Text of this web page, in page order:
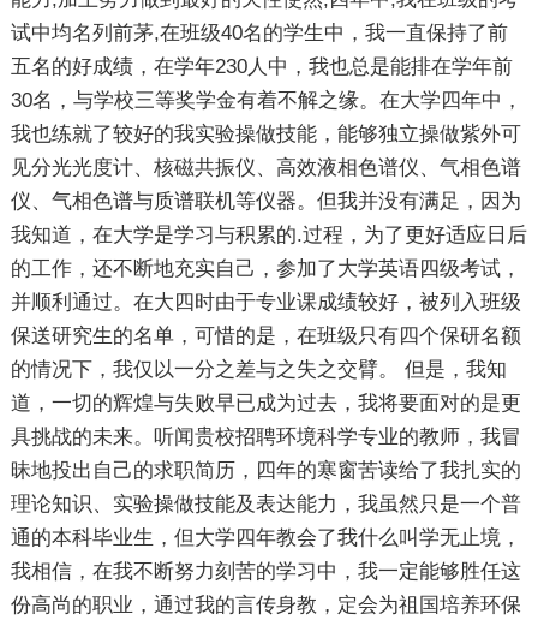
试中均名列前茅,在班级40名的学生中，我一直保持了前
五名的好成绩，在学年230人中，我也总是能排在学年前
30名，与学校三等奖学金有着不解之缘。在大学四年中，
我也练就了较好的我实验操做技能，能够独立操做紫外可
见分光光度计、核磁共振仪、高效液相色谱仪、气相色谱
仪、气相色谱与质谱联机等仪器。但我并没有满足，因为
我知道，在大学是学习与积累的.过程，为了更好适应日后
的工作，还不断地充实自己，参加了大学英语四级考试，
并顺利通过。在大四时由于专业课成绩较好，被列入班级
保送研究生的名单，可惜的是，在班级只有四个保研名额
的情况下，我仅以一分之差与之失之交臂。 但是，我知
道，一切的辉煌与失败早已成为过去，我将要面对的是更
具挑战的未来。听闻贵校招聘环境科学专业的教师，我冒
昧地投出自己的求职简历，四年的寒窗苦读给了我扎实的
理论知识、实验操做技能及表达能力，我虽然只是一个普
通的本科毕业生，但大学四年教会了我什么叫学无止境，
我相信，在我不断努力刻苦的学习中，我一定能够胜任这
份高尚的职业，通过我的言传身教，定会为祖国培养环保